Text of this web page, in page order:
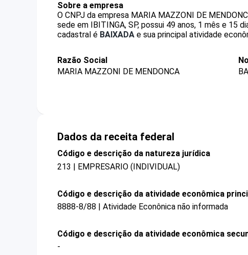
Sobre a empresa
O CNPJ da empresa MARIA MAZZONI DE
sede em IBITINGA, SP, possui 49 anos, 1 mês e 15
cadastral é BAIXADA e sua principal atividade
Razão Social
MARIA MAZZONI DE MENDONCA
Dados da receita federal
Código e descrição da natureza jurídica
213 | EMPRESARIO (INDIVIDUAL)
Código e descrição da atividade econômica
8888-8/88 | Atividade Econônica não informada
Código e descrição da atividade econômica
-